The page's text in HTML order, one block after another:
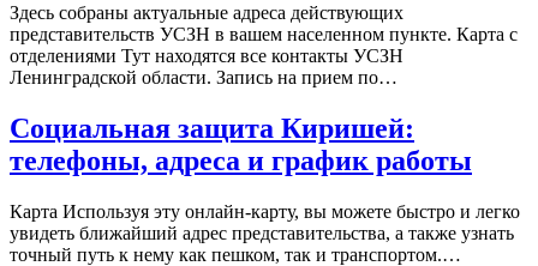
Здесь собраны актуальные адреса действующих
представительств УСЗН в вашем населенном пункте. Карта с
отделениями Тут находятся все контакты УСЗН
Ленинградской области. Запись на прием по…
Социальная защита Киришей:
телефоны, адреса и график работы
Карта Используя эту онлайн-карту, вы можете быстро и легко
увидеть ближайший адрес представительства, а также узнать
точный путь к нему как пешком, так и транспортом.…